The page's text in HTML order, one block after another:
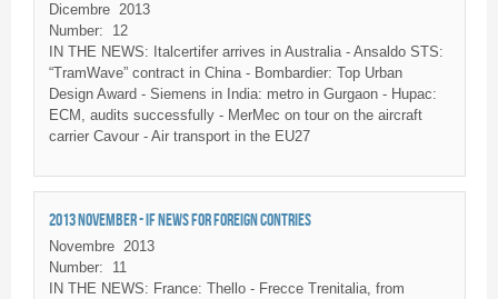
Dicembre 2013
Number:
12
IN THE NEWS: Italcertifer arrives in Australia - Ansaldo STS:
“TramWave” contract in China - Bombardier: Top Urban
Design Award - Siemens in India: metro in Gurgaon - Hupac:
ECM, audits successfully - MerMec on tour on the aircraft
carrier Cavour - Air transport in the EU27
2013 NOVEMBER - IF NEWS FOR FOREIGN CONTRIES
Novembre
2013
Number:
11
IN THE NEWS: France: Thello- Frecce Trenitalia, from